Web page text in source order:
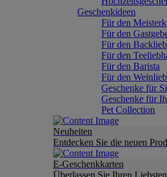
Geschenkideen
Für den
Für den
Für den
Für den
Für den Barista
Für den
Geschenke für
Geschenke für
Pet Collection
Neuheiten
Entdecken Sie die neuen
E-Geschenkkarten
Überlassen Sie Ihren